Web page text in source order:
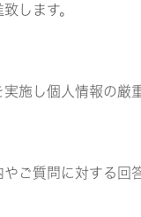
します。
施し個人情報の厳
ご質問に対する回